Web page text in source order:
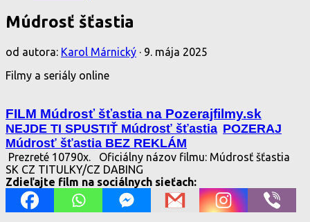
Múdrosť šťastia
od autora: Karol Márnický · 9. mája 2025
Filmy a seriály online
FILM Múdrosť šťastia na Pozerajfilmy.sk
NEJDE TI SPUSTIŤ Múdrosť šťastia POZERAJ
Múdrosť šťastia BEZ REKLÁM
Prezreté 10790x.
Oficiálny názov filmu: Múdrosť šťastia
SK CZ TITULKY/CZ DABING
Zdieľajte film na sociálnych sieťach: